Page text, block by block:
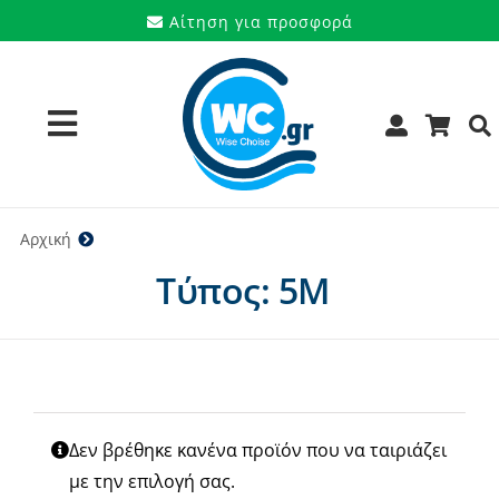
στο
Αίτηση για προσφορά
Toggle
Navigation
Προϊόντα
Ποιοι είμαστε
Αρχική
Τύπος: 5M
Δεν βρέθηκε κανένα προϊόν που να ταιριάζει
με την επιλογή σας.